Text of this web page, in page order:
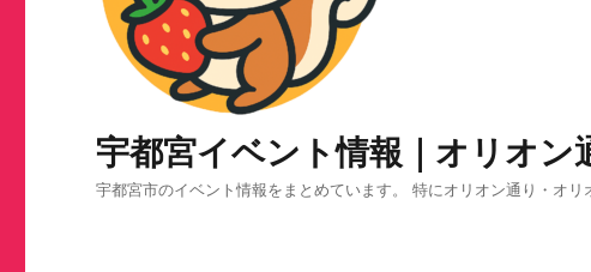
宇都宮イベント情報｜オリオ
宇都宮市のイベント情報をまとめています。 特にオリオン通り・オリ